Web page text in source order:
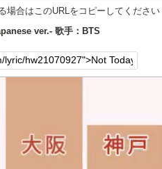
合はこのURLをコピーしてください
ver.- 歌手：BTS